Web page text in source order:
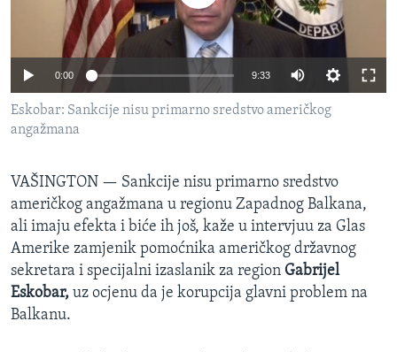
SPORT
INTERVJU
0:00 9:33
Eskobar: Sankcije nisu primarno sredstvo američkog
angažmana
VAŠINGTON — Sankcije nisu primarno sredstvo
američkog angažmana u regionu Zapadnog Balkana,
ali imaju efekta i biće ih još, kaže u intervjuu za Glas
Amerike zamjenik pomoćnika američkog državnog
sekretara i specijalni izaslanik za region Gabrijel
Eskobar, uz ocjenu da je korupcija glavni problem na
Balkanu.